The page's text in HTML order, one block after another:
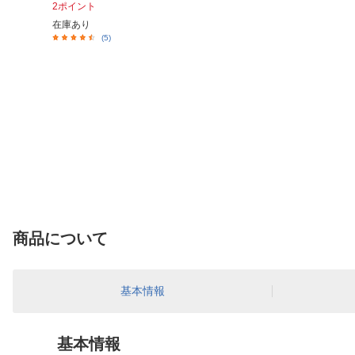
2ポイント
在庫あり
(5)
商品について
基本情報
基本情報